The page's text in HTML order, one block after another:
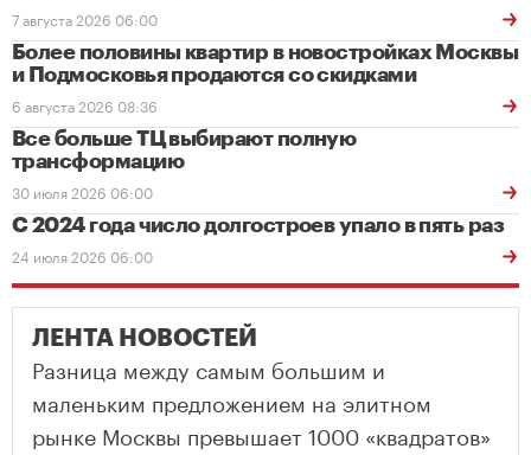
7 августа 2026 06:00
Более половины квартир в новостройках Москвы
и Подмосковья продаются со скидками
6 августа 2026 08:36
Все больше ТЦ выбирают полную
трансформацию
30 июля 2026 06:00
С 2024 года число долгостроев упало в пять раз
24 июля 2026 06:00
ЛЕНТА НОВОСТЕЙ
Разница между самым большим и
маленьким предложением на элитном
рынке Москвы превышает 1000 «квадратов»